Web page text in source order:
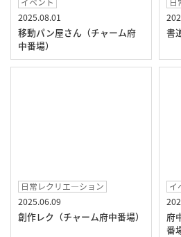
2025.08.01
移動パン屋さん（チャーム府
中番場）
書
日常レクリエ―ション
2025.06.09
創作レク（チャーム府中番場）
イ
府
番